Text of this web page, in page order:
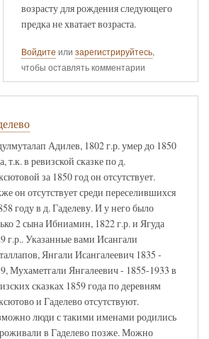
возрасту для рождения следующего
предка не хватает возраста.
Войдите или зарегистрируйтесь,
чтобы оставлять комментарии
Адилев, 1802 г.р. умер до 1850
т.к. в ревизской сказке по д.
за 1850 год он отсутствует.
он отсутствует среди переселившихся
году в д. Гаделеву. И у него было
2 сына Ибниамин, 1822 г.р. и Ягуда
г.р.. Указанные вами Исангали
Янгали Исангалеевич 1835 -
Мухаметгали Янгалеевич - 1855-1933 в
сказках 1859 года по деревням
и Гаделево отсутствуют.
люди с такими именами родились
в Гаделево позже. Можно